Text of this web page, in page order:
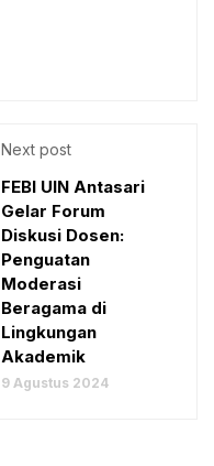
Next post
FEBI UIN Antasari
Gelar Forum
Diskusi Dosen:
Penguatan
Moderasi
Beragama di
Lingkungan
Akademik
9 Agustus 2024